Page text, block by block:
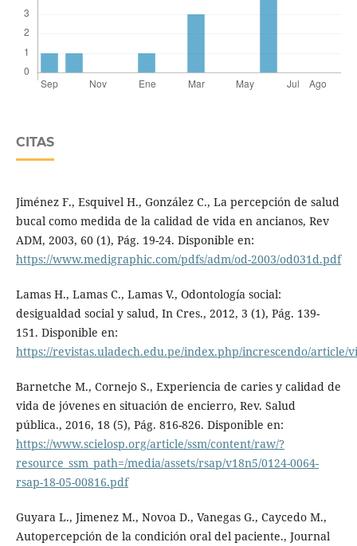
CITAS
Jiménez F., Esquivel H., González C., La percepción de salud
bucal como medida de la calidad de vida en ancianos, Rev
ADM, 2003, 60 (1), Pág. 19-24. Disponible en:
https://www.medigraphic.com/pdfs/adm/od-2003/od031d.pdf
Lamas H., Lamas C., Lamas V., Odontología social:
desigualdad social y salud, In Cres., 2012, 3 (1), Pág. 139-
151. Disponible en:
https://revistas.uladech.edu.pe/index.php/increscendo/article/
Barnetche M., Cornejo S., Experiencia de caries y calidad de
vida de jóvenes en situación de encierro, Rev. Salud
pública., 2016, 18 (5), Pág. 816-826. Disponible en:
https://www.scielosp.org/article/ssm/content/raw/?
resource_ssm_path=/media/assets/rsap/v18n5/0124-0064-
rsap-18-05-00816.pdf
Guyara L., Jimenez M., Novoa D., Vanegas G., Caycedo M.,
Autopercepción de la condición oral del paciente., Journal